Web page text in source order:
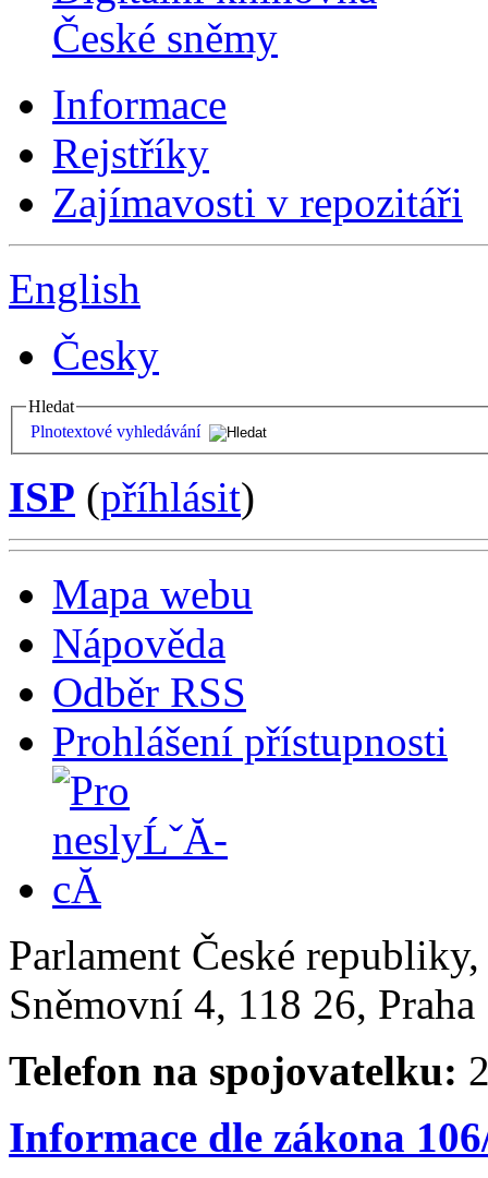
České sněmy
Informace
Rejstříky
Zajímavosti v repozitáři
English
Česky
Hledat
Plnotextové vyhledávání
ISP (příhlásit)
Mapa webu
Nápověda
Odběr RSS
Prohlášení přístupnosti
Parlament České
Sněmovní 4, 118 26,
Telefon na spojovatelku:
Informace dle zákona